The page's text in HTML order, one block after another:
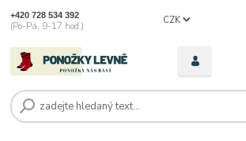
CZK
+420 728 534 392
(Po-Pá, 9-17 hod.)